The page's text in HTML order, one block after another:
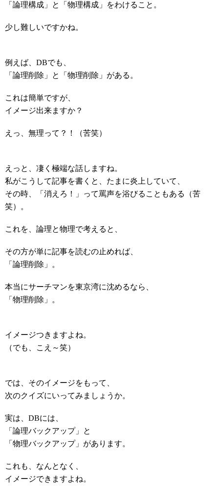
「論理構成」と「物理構成」をわけること。
少し難しいですかね。
例えば、DBでも、
「論理削除」と「物理削除」がある。
これは簡単ですが、
イメージ出来ますか？
えっ、無理って？！（苦笑）
えっと、凄く極端な話しますね。
私がこうして記事を書くと、たまに炎上していて、
その時、「消えろ！」って罵声を浴びることもある（苦
笑）。
これを、論理と物理で考えると、
その方が単に記事を読むの止めれば、
「論理削除」。
本当にサーチマンを東京湾に沈めるなら、
「物理削除」。
イメージつきますよね。
（でも、こえ～笑）
では、そのイメージをもって、
次のクイズにいってみましょうか。
実は、DBには、
「論理バックアップ」と
「物理バックアップ」があります。
これも、なんとなく、
イメージできますよね。